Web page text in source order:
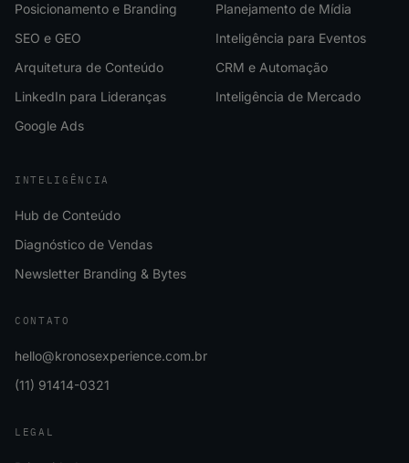
Posicionamento e Branding
SEO e GEO
Arquitetura de Conteúdo
LinkedIn para Lideranças
Google Ads
Planejamento de Mídia
Inteligência para Eventos
CRM e Automação
Inteligência de Mercado
INTELIGÊNCIA
Hub de Conteúdo
Diagnóstico de Vendas
Newsletter Branding & Bytes
CONTATO
hello@kronosexperience.com.br
(11) 91414-0321
LEGAL